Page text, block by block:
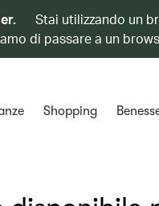
Stai utilizzando un
di passare a un
Shopping